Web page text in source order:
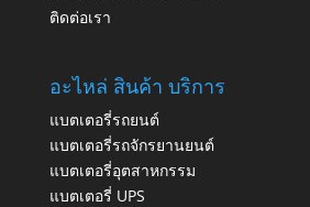
ติดต่อเรา
อะไหล่ สินค้า บริการ
แบตเตอรี่รถยนต์
แบตเตอรี่รถจักรยานยนต์
แบตเตอรี่อุตสาหกรรม
แบตเตอรี่ UPS